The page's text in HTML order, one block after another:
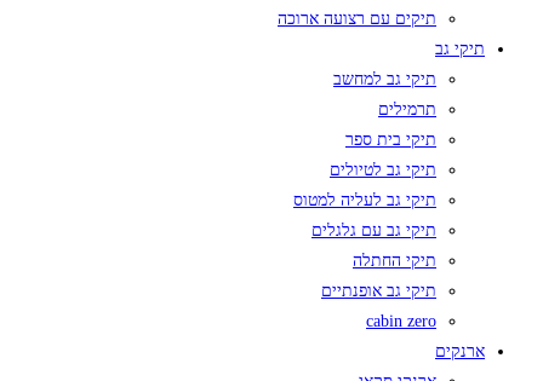
תיקים עם רצועה ארוכה
תיקי גב
תיקי גב למחשב
תרמילים
תיקי בית ספר
תיקי גב לטיולים
תיקי גב לעליה למטוס
תיקי גב עם גלגלים
תיקי החתלה
תיקי גב אופנתיים
cabin zero
ארנקים